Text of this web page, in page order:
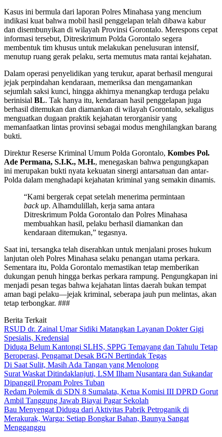
Kasus ini bermula dari laporan Polres Minahasa yang mencium
indikasi kuat bahwa mobil hasil penggelapan telah dibawa kabur
dan disembunyikan di wilayah Provinsi Gorontalo. Merespons cepat
informasi tersebut, Ditreskrimum Polda Gorontalo segera
membentuk tim khusus untuk melakukan penelusuran intensif,
menutup ruang gerak pelaku, serta memutus mata rantai kejahatan.
Dalam operasi penyelidikan yang terukur, aparat berhasil mengurai
jejak perpindahan kendaraan, memeriksa dan mengamankan
sejumlah saksi kunci, hingga akhirnya menangkap terduga pelaku
berinisial BL. Tak hanya itu, kendaraan hasil penggelapan juga
berhasil ditemukan dan diamankan di wilayah Gorontalo, sekaligus
menguatkan dugaan praktik kejahatan terorganisir yang
memanfaatkan lintas provinsi sebagai modus menghilangkan barang
bukti.
Direktur Reserse Kriminal Umum Polda Gorontalo, Kombes Pol.
Ade Permana, S.I.K., M.H., menegaskan bahwa pengungkapan
ini merupakan bukti nyata kekuatan sinergi antarsatuan dan antar-
Polda dalam menghadapi kejahatan kriminal yang semakin dinamis.
“Kami bergerak cepat setelah menerima permintaan
back up. Alhamdulillah, kerja sama antara
Ditreskrimum Polda Gorontalo dan Polres Minahasa
membuahkan hasil, pelaku berhasil diamankan dan
kendaraan ditemukan,” tegasnya.
Saat ini, tersangka telah diserahkan untuk menjalani proses hukum
lanjutan oleh Polres Minahasa selaku penangan utama perkara.
Sementara itu, Polda Gorontalo memastikan tetap memberikan
dukungan penuh hingga berkas perkara rampung. Pengungkapan ini
menjadi pesan tegas bahwa kejahatan lintas daerah bukan tempat
aman bagi pelaku—jejak kriminal, seberapa jauh pun melintas, akan
tetap terbongkar. ###
Berita Terkait
RSUD dr. Zainal Umar Sidiki Matangkan Layanan Dokter Gigi
Spesialis, Kredensial
Diduga Belum Kantongi SLHS, SPPG Temayang dan Tahulu Tetap
Beroperasi, Pengamat Desak BGN Bertindak Tegas
Di Saat Sulit, Masih Ada Tangan yang Menolong
Surat Waskat Ditindaklanjuti, LSM Ilham Nusantara dan Sukandar
Dipanggil Propam Polres Tuban
Redam Polemik di SDN 8 Sumalata, Ketua Komisi III DPRD Gorut
Ambil Tanggung Jawab Biayai Pagar Sekolah
Bau Menyengat Diduga dari Aktivitas Pabrik Petroganik di
Merakurak, Warga: Setiap Bongkar Bahan, Baunya Sangat
Mengganggu